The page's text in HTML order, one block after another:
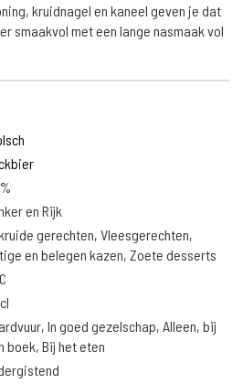
kruidnagel en kaneel geven je dat
smaakvol met een lange nasmaak vol
en Rijk
gerechten, Vleesgerechten,
en belegen kazen, Zoete desserts
In goed gezelschap, Alleen, bij
boek, Bij het eten